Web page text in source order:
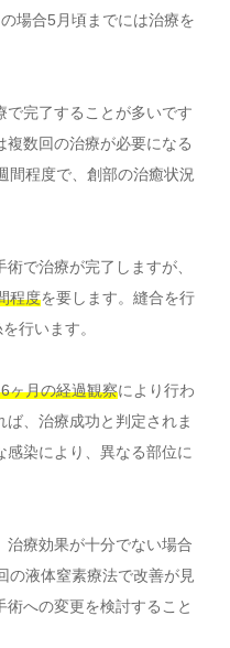
場合5月頃までには治療を
で完了することが多いです
数回の治療が必要になる
間程度で、創部の治癒状況
で治療が完了しますが、
程度を要します。縫合を行
行います。
ヶ月の経過観察により行わ
、治療成功と判定されま
染により、異なる部位に
治療効果が十分でない場合
の液体窒素療法で改善が見
への変更を検討すること